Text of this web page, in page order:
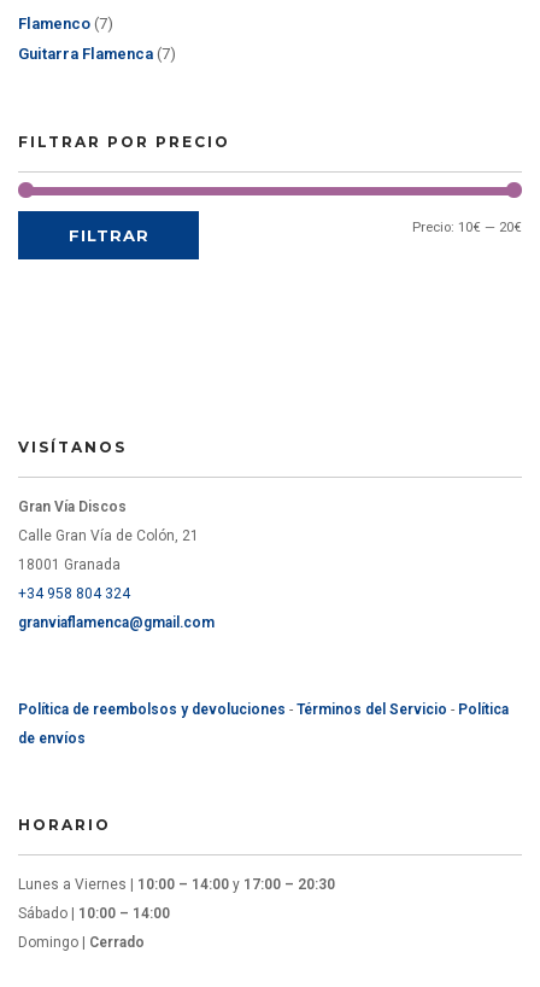
Flamenco (7)
Guitarra Flamenca (7)
FILTRAR POR PRECIO
FILTRAR Precio: 10€ — 20€
VISÍTANOS
Gran Vía Discos
Calle Gran Vía de Colón, 21
18001 Granada
+34 958 804 324
granviaflamenca@gmail.com
Política de reembolsos y devoluciones - Términos del Servicio - Política
de envíos
HORARIO
Lunes a Viernes | 10:00 – 14:00 y 17:00 – 20:30
Sábado | 10:00 – 14:00
Domingo | Cerrado